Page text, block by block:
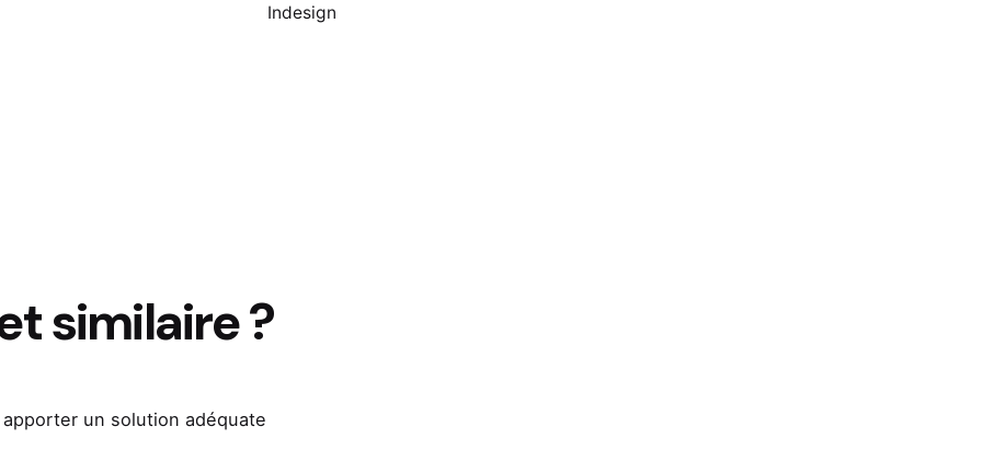
Indesign
similaire ?
un solution adéquate